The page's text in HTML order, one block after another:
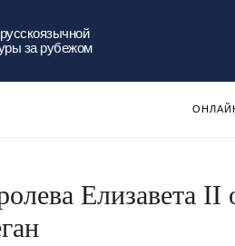
за рубежом
Елизавета II